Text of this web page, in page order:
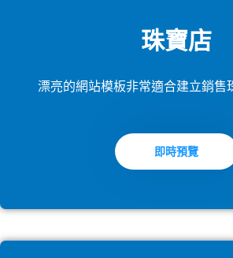
珠寶店
漂亮的網站模板非常適合建立銷售
即時預覽